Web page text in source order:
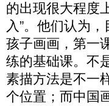
的出现很大程度
入”。他们认为
孩子画画，第一
练的基础课。不
素描方法是不一
个位置；而中国